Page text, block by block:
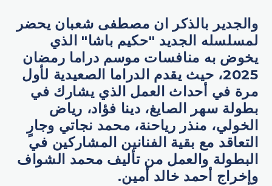
والجدير بالذكر ان مصطفى شعبان يحضر
لمسلسله الجديد "حكيم باشا" الذي
يخوض به منافسات موسم دراما رمضان
2025، حيث يقدم الدراما الصعيدية لأول
مرة في أحداث العمل الذي يشارك في
بطولة سهر الصايغ، دينا فؤاد، رياض
الخولي، منذر رياحنة، محمد نجاتي وجارٍ
التعاقد مع بقية الفنانين المشاركين في
البطولة والعمل من تأليف محمد الشواف
وإخراج أحمد خالد أمين.